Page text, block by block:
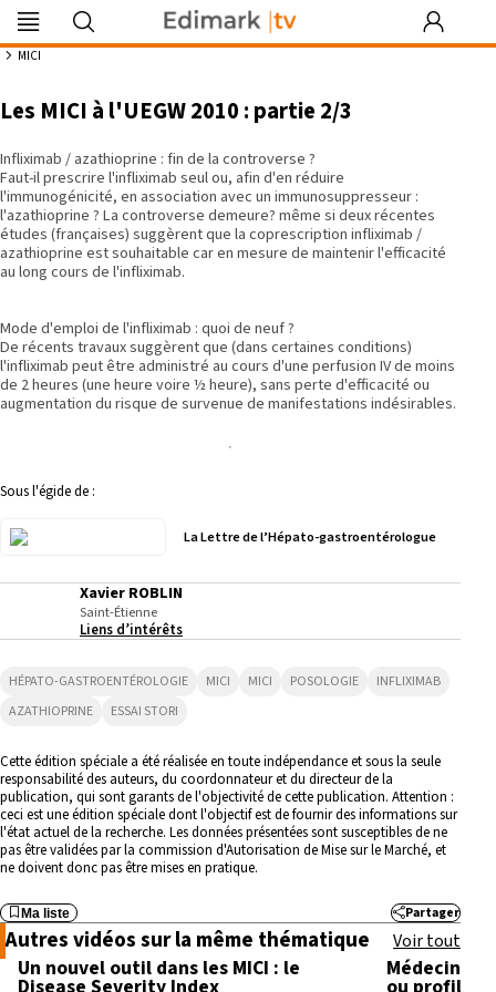
Formation
vous by Curie
Se souvenir de moi
Identifiant ou mot de passe oublié
Besoin d'aide ?
MICI
07:53
Ma liste Partager
Les MICI à l'UEGW 2010 : partie 2/3
Infliximab / azathioprine : fin de la controverse ?
Faut-il prescrire l'infliximab seul ou, afin d'en réduire
l'immunogénicité, en association avec un immunosuppresseur :
l'azathioprine ? La controverse demeure? même si deux récentes
études (françaises) suggèrent que la coprescription infliximab /
azathioprine est souhaitable car en mesure de maintenir l'efficacité
au long cours de l'infliximab.
Mode d'emploi de l'infliximab : quoi de neuf ?
De récents travaux suggèrent que (dans certaines conditions)
l'infliximab peut être administré au cours d'une perfusion IV de moins
de 2 heures (une heure voire ½ heure), sans perte d'efficacité ou
augmentation du risque de survenue de manifestations indésirables.
Sous l'égide de :
La Lettre de l’Hépato-gastroentérologue
Xavier ROBLIN
Saint-Étienne
Liens d’intérêts
HÉPATO-GASTROENTÉROLOGIE MICI MICI POSOLOGIE
INFLIXIMAB
AZATHIOPRINE
ESSAI STORI
Cette édition spéciale a été réalisée en toute indépendance et sous la seule
responsabilité des auteurs, du coordonnateur et du directeur de la
publication, qui sont garants de l'objectivité de cette publication. Attention :
ceci est une édition spéciale dont l'objectif est de fournir des informations sur
l'état actuel de la recherche. Les données présentées sont susceptibles de ne
pas être validées par la commission d'Autorisation de Mise sur le Marché, et
ne doivent donc pas être mises en pratique.
Autres vidéos sur la même thématique Voir tout
3:35
Un nouvel outil dans les MICI : le Médecine